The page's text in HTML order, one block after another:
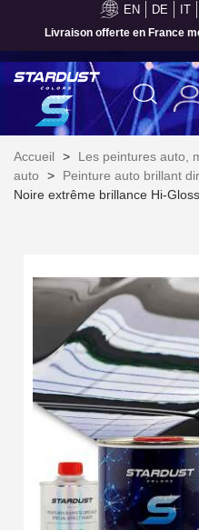
EN DE IT
Paiement en 4x
Inscription à la
Livraison
Livraison offerte en France
Paiement en 4x
Votre devis en
Partagez vos créations
Accueil > Les peintures auto,
auto
> Peinture auto brillant
Noire extrême brillance Hi-Gloss